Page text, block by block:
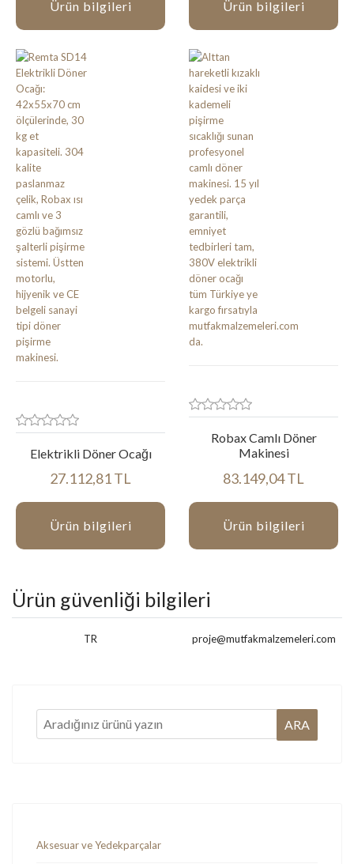
Ürün bilgileri Ürün bilgileri
Elektrikli Döner Ocağı
27.112,81 TL
Ürün bilgileri
Robax Camlı Döner
Makinesi
83.149,04 TL
Ürün bilgileri
Ürün güvenliği bilgileri
TR proje@mutfakmalzemeleri.com
Aksesuar ve Yedekparçalar